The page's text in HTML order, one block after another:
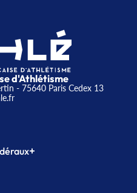
d'Athlétisme
- 75640 Paris Cedex 13
+